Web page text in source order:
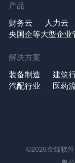
产品
财务云 人力云
央国企等大型企业
解决方案
装备制造 建筑
汽配行业
医药
©2026金蝶软